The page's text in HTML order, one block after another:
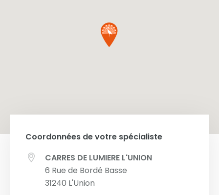
Coordonnées de votre spécialiste
CARRES DE LUMIERE L'UNION
6 Rue de Bordé Basse
31240 L'Union